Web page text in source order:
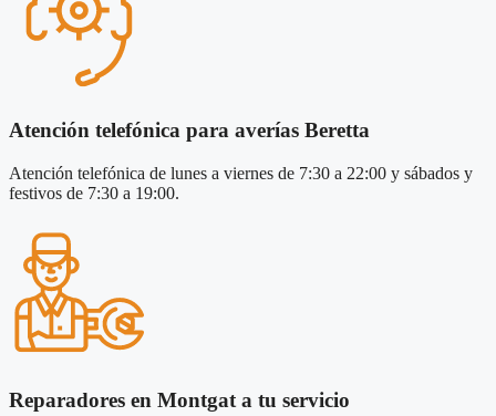
Atención telefónica para averías Beretta
Atención telefónica de lunes a viernes de 7:30 a 22:00 y sábados y
festivos de 7:30 a 19:00.
Reparadores en Montgat a tu servicio